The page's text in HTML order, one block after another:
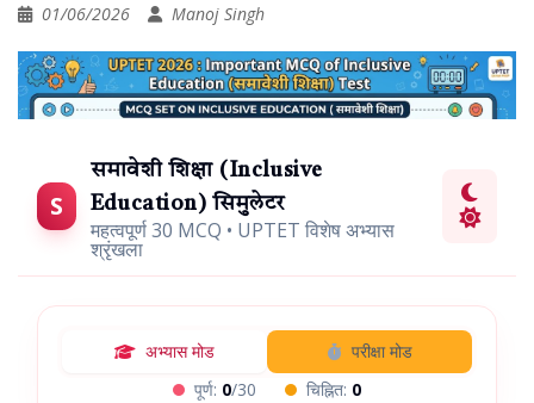
01/06/2026 Manoj Singh
S
समावेशी शिक्षा (Inclusive
Education) सिमुलेटर
महत्वपूर्ण 30 MCQ • UPTET विशेष अभ्यास
श्रृंखला
अभ्यास मोड
परीक्षा मोड
पूर्ण: 0/30 चिह्नित: 0